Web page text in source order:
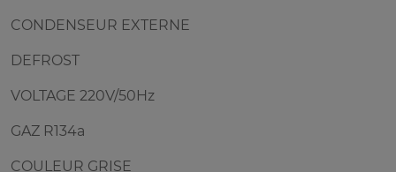
CONDENSEUR EXTERNE
DEFROST
VOLTAGE 220V/50Hz
GAZ R134a
COULEUR GRISE